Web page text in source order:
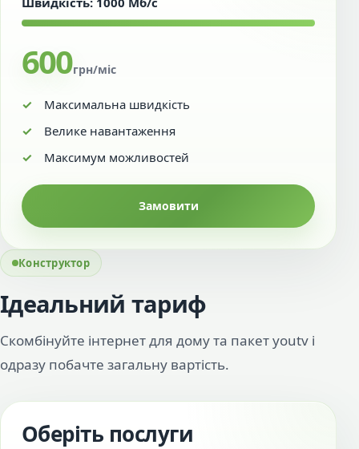
600грн/міс
Максимальна швидкість
Велике навантаження
Максимум можливостей
Замовити
Конструктор
Ідеальний тариф
Скомбінуйте інтернет для дому та пакет youtv і
одразу побачте загальну вартість.
Оберіть послуги